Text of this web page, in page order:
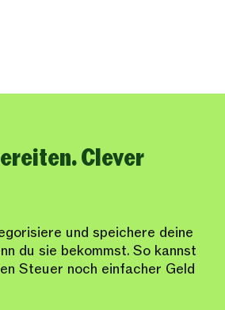
Clever
und speichere deine
du sie bekommst. So kannst
Steuer noch einfacher Geld